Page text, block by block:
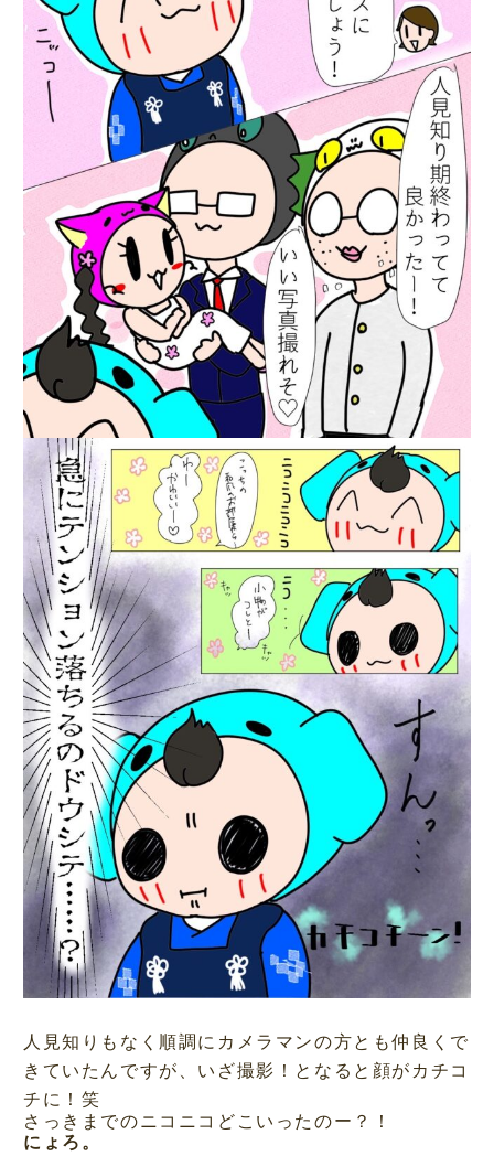
人見知りもなく順調にカメラマンの方とも仲良くで
きていたんですが、いざ撮影！となると顔がカチコ
チに！笑
さっきまでのニコニコどこいったのー？！
にょろ。